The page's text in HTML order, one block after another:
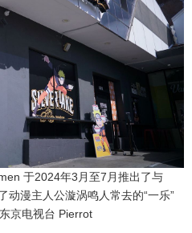
于2024年3月至7月推出了与
动漫主人公漩涡鸣人常去的“一乐”
京电视台 Pierrot